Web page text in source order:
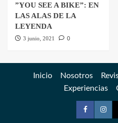
”YOU SEE A BIKE”: EN
LAS ALAS DE LA
LEYENDA
3 junio, 2021 0
Inicio Nosotros
Experiencias